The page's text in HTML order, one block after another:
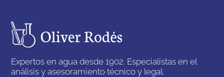
Expertos en agua desde 1902. Especialistas en el
análisis y asesoramiento técnico y legal.